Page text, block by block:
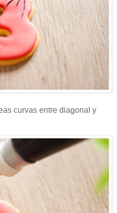
curvas entre diagonal y